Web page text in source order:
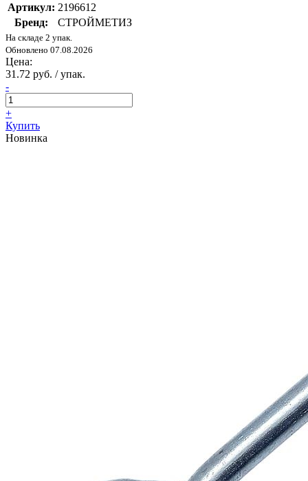
Артикул: 2196612
Бренд:
СТРОЙМЕТИЗ
На складе 2 упак.
Обновлено 07.08.2026
Цена:
31.72 руб. / упак.
-
+
Купить
Новинка